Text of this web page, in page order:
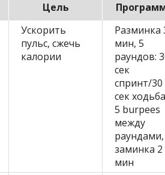
Цель
Ускорить
пульс, сжечь
калории
Разминка
мин, 5
раундов:
сек
спринт/30
сек
5 burpees
между
раундами,
заминка 2
мин